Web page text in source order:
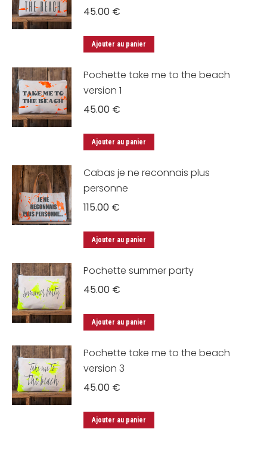
45.00 €
Ajouter au panier
Pochette take me to the beach
version 1
45.00 €
Ajouter au panier
Cabas je ne reconnais plus
personne
115.00 €
Ajouter au panier
Pochette summer party
45.00 €
Ajouter au panier
Pochette take me to the beach
version 3
45.00 €
Ajouter au panier